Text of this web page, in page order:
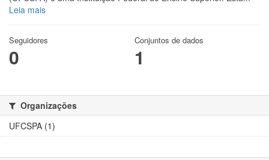
Leia mais
Seguidores
0
Conjuntos de dados
1
Organizações
UFCSPA (1)